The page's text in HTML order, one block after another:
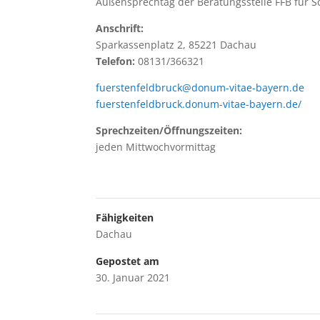
Anschrift:
Sparkassenplatz 2, 85221 Dachau
Telefon: 08131/366321
fuerstenfeldbruck@donum-vitae-bayern.de
fuerstenfeldbruck.donum-vitae-bayern.de/
Sprechzeiten/Öffnungszeiten:
jeden Mittwochvormittag
Fähigkeiten
Dachau
Gepostet am
30. Januar 2021